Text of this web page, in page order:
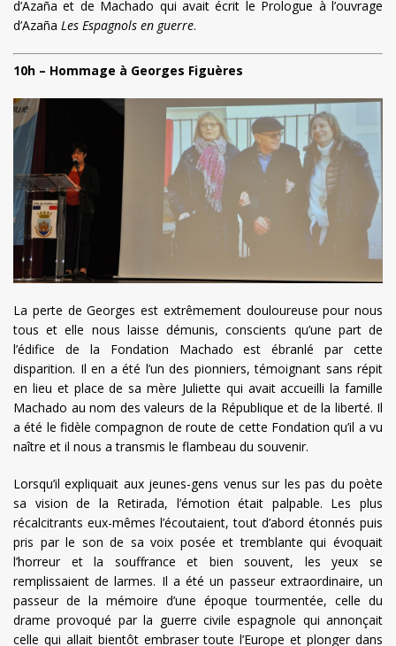
d’Azaña et de Machado qui avait écrit le Prologue à l’ouvrage
d’Azaña Les Espagnols en guerre.
10h – Hommage à Georges Figuères
La perte de Georges est extrêmement douloureuse pour nous
tous et elle nous laisse démunis, conscients qu’une part de
l’édifice de la Fondation Machado est ébranlé par cette
disparition. Il en a été l’un des pionniers, témoignant sans répit
en lieu et place de sa mère Juliette qui avait accueilli la famille
Machado au nom des valeurs de la République et de la liberté. Il
a été le fidèle compagnon de route de cette Fondation qu’il a vu
naître et il nous a transmis le flambeau du souvenir.
Lorsqu’il expliquait aux jeunes-gens venus sur les pas du poète
sa vision de la Retirada, l’émotion était palpable. Les plus
récalcitrants eux-mêmes l’écoutaient, tout d’abord étonnés puis
pris par le son de sa voix posée et tremblante qui évoquait
l’horreur et la souffrance et bien souvent, les yeux se
remplissaient de larmes. Il a été un passeur extraordinaire, un
passeur de la mémoire d’une époque tourmentée, celle du
drame provoqué par la guerre civile espagnole qui annonçait
celle qui allait bientôt embraser toute l’Europe et plonger dans